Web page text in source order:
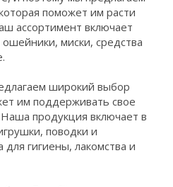
поможет им расти
ассортимент включает
миски, средства
широкий выбор
им поддерживать свое
продукция включает в
поводки и
гигиены, лакомства и